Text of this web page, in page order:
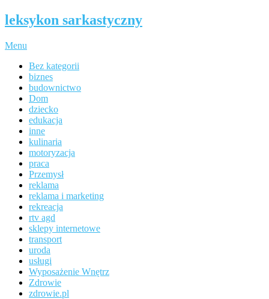
leksykon sarkastyczny
Menu
Bez kategorii
biznes
budownictwo
Dom
dziecko
edukacja
inne
kulinaria
motoryzacja
praca
Przemysł
reklama
reklama i marketing
rekreacja
rtv agd
sklepy internetowe
transport
uroda
usługi
Wyposażenie Wnętrz
Zdrowie
zdrowie.pl